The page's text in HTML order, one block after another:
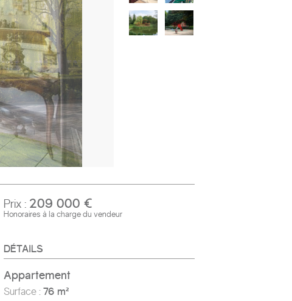
Prix : 209 000 €
Honoraires à la charge du vendeur
DÉTAILS
appartement
Surface : 76 m²